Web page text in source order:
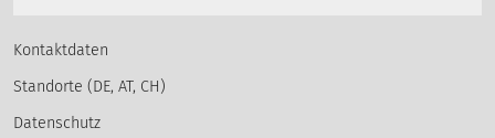
Kontaktdaten
Standorte (DE, AT, CH)
Datenschutz